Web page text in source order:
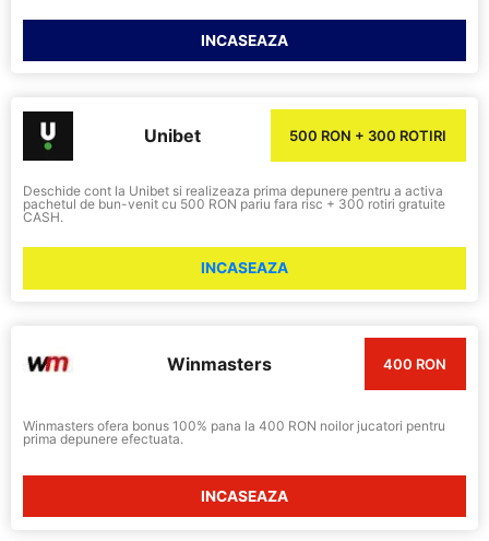
INCASEAZA
Unibet 500 RON + 300 ROTIRI
Deschide cont la Unibet si realizeaza prima depunere pentru a activa
pachetul de bun-venit cu 500 RON pariu fara risc + 300 rotiri gratuite
CASH.
INCASEAZA
Winmasters 400 RON
Winmasters ofera bonus 100% pana la 400 RON noilor jucatori pentru
prima depunere efectuata.
INCASEAZA